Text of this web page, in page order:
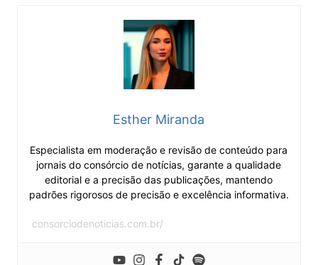
Esther Miranda
Especialista em moderação e revisão de conteúdo para
jornais do consórcio de notícias, garante a qualidade
editorial e a precisão das publicações, mantendo
padrões rigorosos de precisão e excelência informativa.
consorciodenoticias.com.br/